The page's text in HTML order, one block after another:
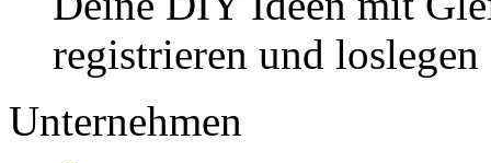
registrieren und loslegen
Unternehmen